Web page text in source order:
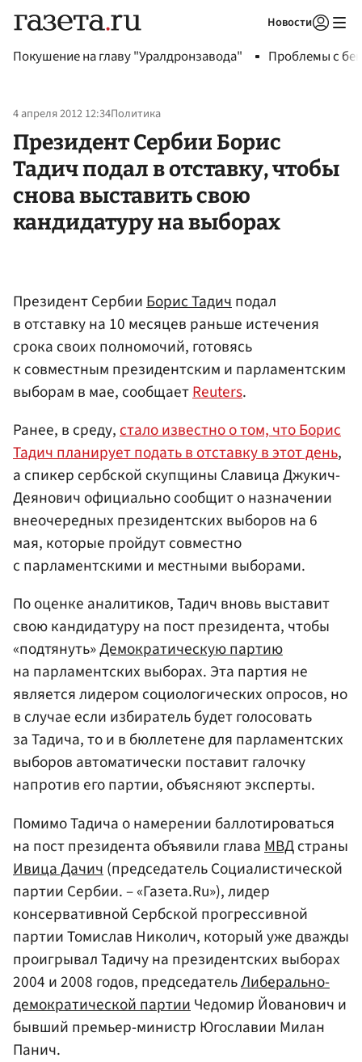
Новости
Покушение на главу "Уралдронзавода" Проблемы с
4 апреля 2012 12:34Политика
Президент Сербии Борис
Тадич подал в отставку, чтобы
снова выставить свою
кандидатуру на выборах
Президент СербииБорис Тадичподал
в отставку на 10 месяцев раньше истечения
срока своих полномочий, готовясь
к совместным президентским и парламентским
выборам в мае, сообщаетReuters.
Ранее, в среду,стало известно о том, что Борис
Тадич планирует подать в отставку в этот день,
а спикер сербской скупщины Славица Джукич-
Деянович официально сообщит о назначении
внеочередных президентских выборов на 6
мая, которые пройдут совместно
с парламентскими и местными выборами.
По оценке аналитиков, Тадич вновь выставит
свою кандидатуру на пост президента, чтобы
«подтянуть»Демократическую партию
на парламентских выборах. Эта партия не
является лидером социологических опросов, но
в случае если избиратель будет голосовать
за Тадича, то и в бюллетене для парламентских
выборов автоматически поставит галочку
напротив его партии, объясняют эксперты.
Помимо Тадича о намерении баллотироваться
на пост президента объявили глава МВДстраны
Ивица Дачич (председатель Социалистической
партии Сербии. – «Газета.Ru»), лидер
консервативной Сербской прогрессивной
партии Томислав Николич, который уже дважды
проигрывал Тадичу на президентских выборах
2004 и 2008 годов, председательЛиберально-
демократической партии Чедомир Йованович и
бывший премьер-министр Югославии Милан
Панич.